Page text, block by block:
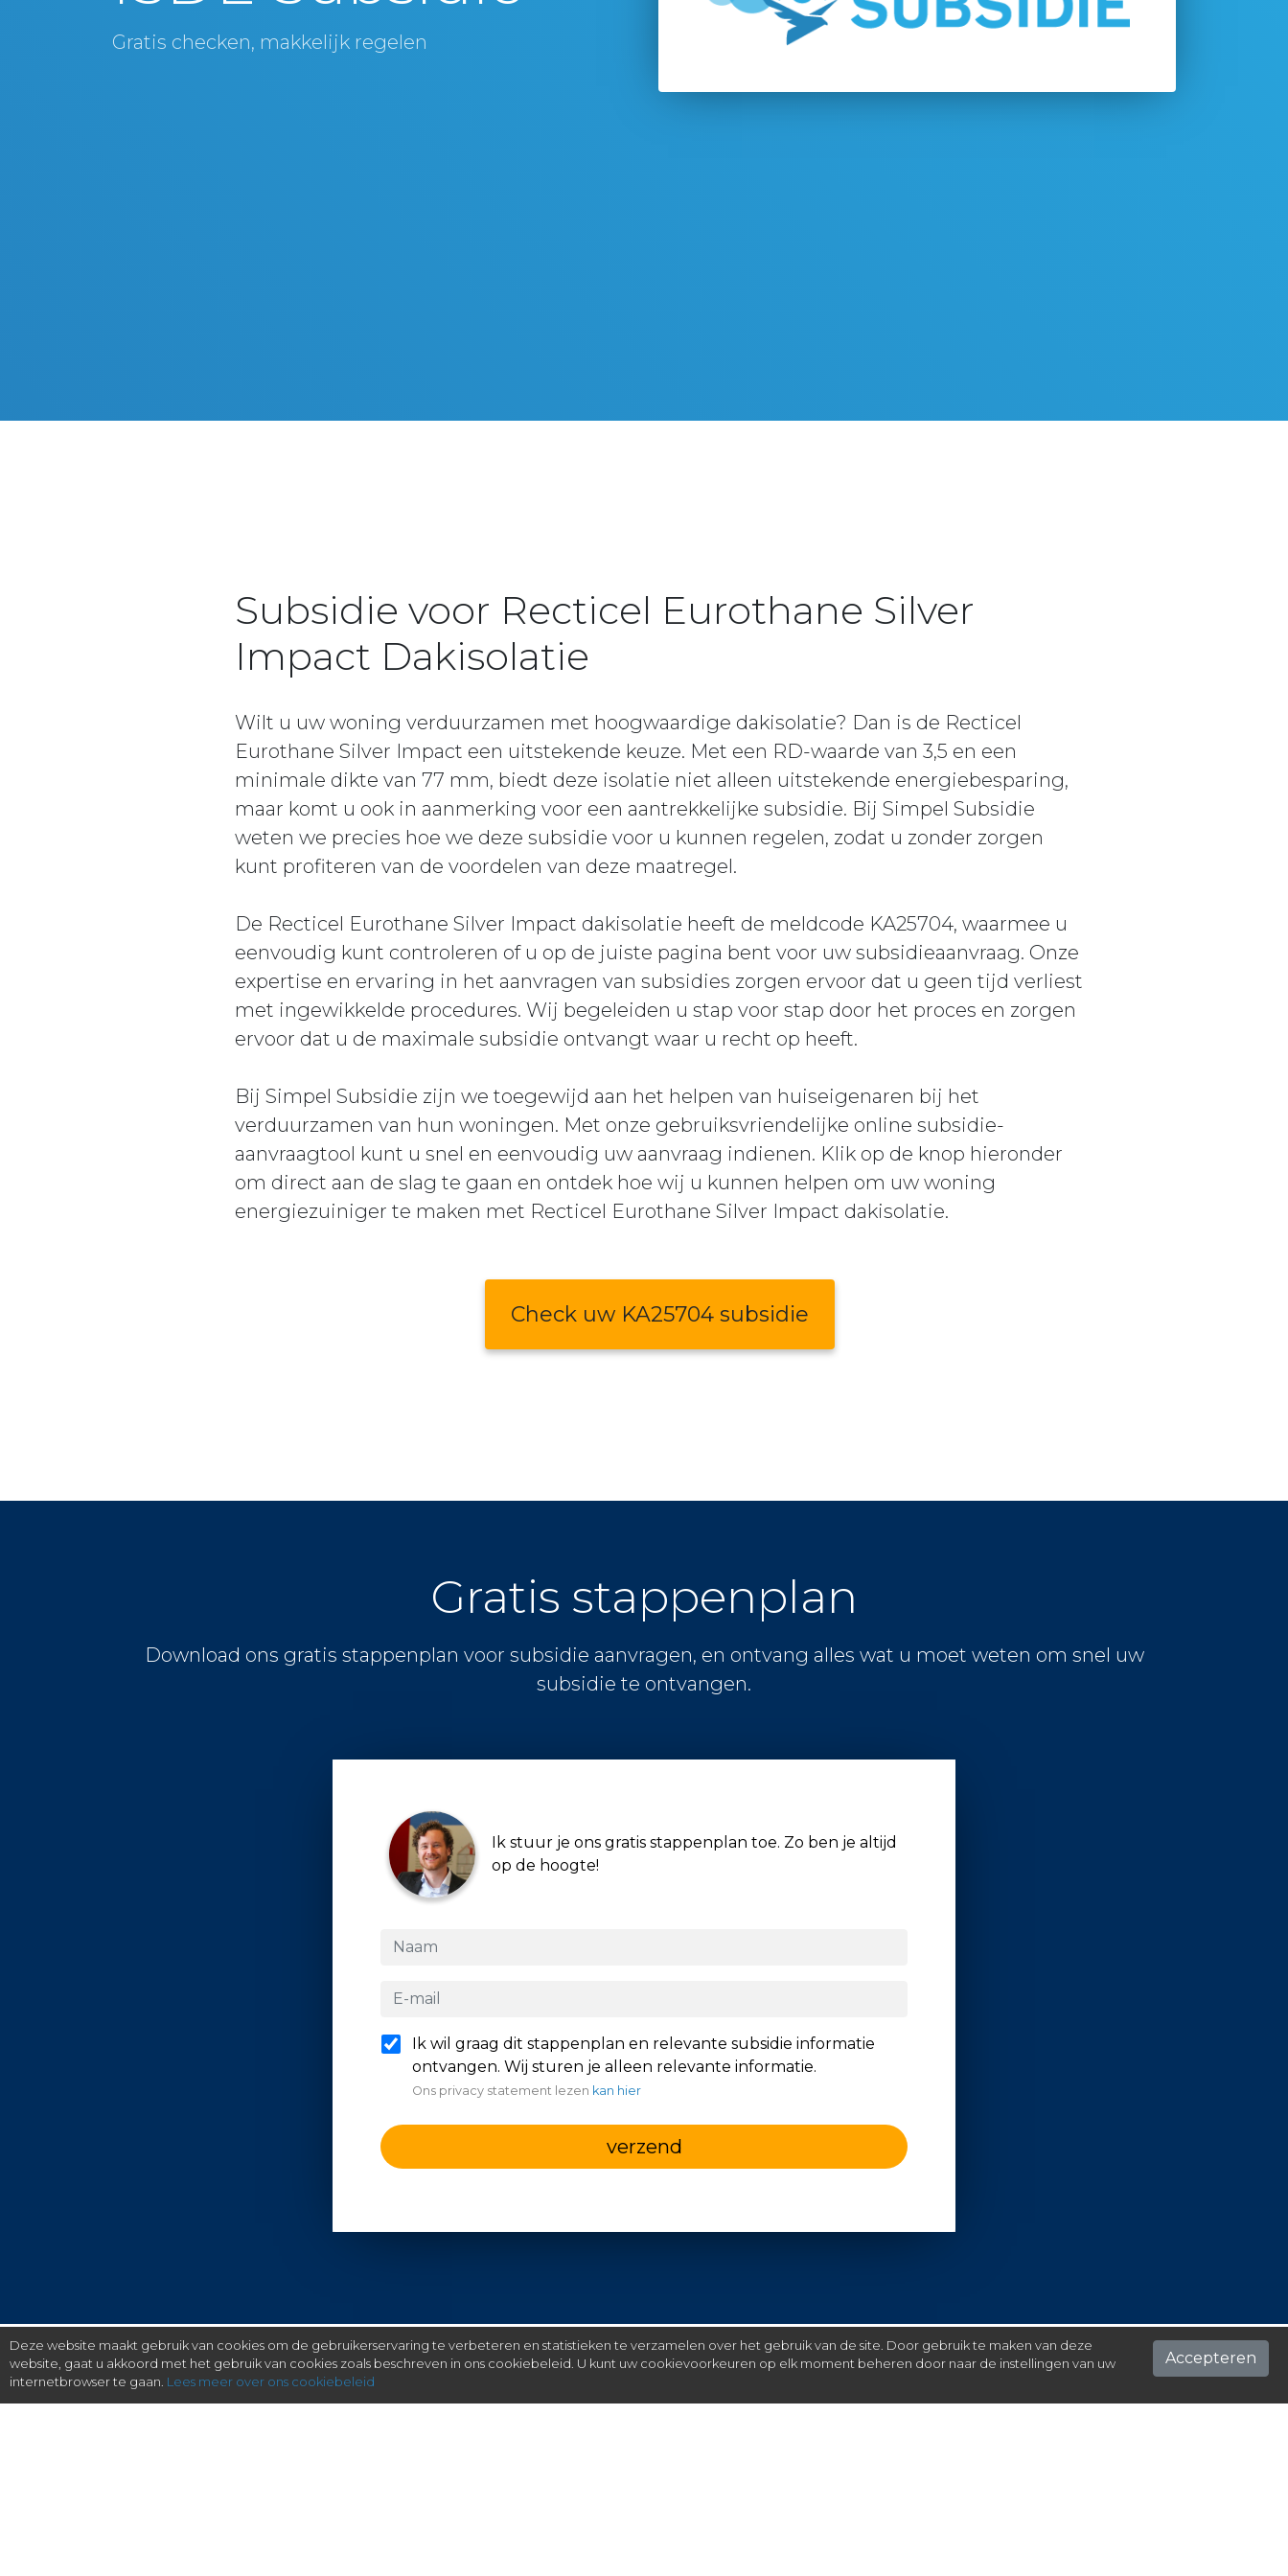
Gratis checken, makkelijk regelen
Subsidie voor Recticel Eurothane Silver
Impact Dakisolatie
Wilt u uw woning verduurzamen met hoogwaardige dakisolatie? Dan is de Recticel
Eurothane Silver Impact een uitstekende keuze. Met een RD-waarde van 3,5 en een
minimale dikte van 77 mm, biedt deze isolatie niet alleen uitstekende energiebesparing,
maar komt u ook in aanmerking voor een aantrekkelijke subsidie. Bij Simpel Subsidie
weten we precies hoe we deze subsidie voor u kunnen regelen, zodat u zonder zorgen
kunt profiteren van de voordelen van deze maatregel.
De Recticel Eurothane Silver Impact dakisolatie heeft de meldcode KA25704, waarmee u
eenvoudig kunt controleren of u op de juiste pagina bent voor uw subsidieaanvraag. Onze
expertise en ervaring in het aanvragen van subsidies zorgen ervoor dat u geen tijd verliest
met ingewikkelde procedures. Wij begeleiden u stap voor stap door het proces en zorgen
ervoor dat u de maximale subsidie ontvangt waar u recht op heeft.
Bij Simpel Subsidie zijn we toegewijd aan het helpen van huiseigenaren bij het
verduurzamen van hun woningen. Met onze gebruiksvriendelijke online subsidie-
aanvraagtool kunt u snel en eenvoudig uw aanvraag indienen. Klik op de knop hieronder
om direct aan de slag te gaan en ontdek hoe wij u kunnen helpen om uw woning
energiezuiniger te maken met Recticel Eurothane Silver Impact dakisolatie.
Check uw KA25704 subsidie
Gratis stappenplan
Download ons gratis stappenplan voor subsidie aanvragen, en ontvang alles wat u moet weten om snel uw
subsidie te ontvangen.
Ik stuur je ons gratis stappenplan toe. Zo ben je altijd
op de hoogte!
Ik wil graag dit stappenplan en relevante subsidie informatie
ontvangen. Wij sturen je alleen relevante informatie.
Ons privacy statement lezen kan hier
verzend
Deze website maakt gebruik van cookies om de gebruikerservaring te verbeteren en statistieken te verzamelen over het gebruik van de site. Door gebruik te maken van deze
website, gaat u akkoord met het gebruik van cookies zoals beschreven in ons cookiebeleid. U kunt uw cookievoorkeuren op elk moment beheren door naar de instellingen van uw
internetbrowser te gaan. Lees meer over ons cookiebeleid
Accepteren